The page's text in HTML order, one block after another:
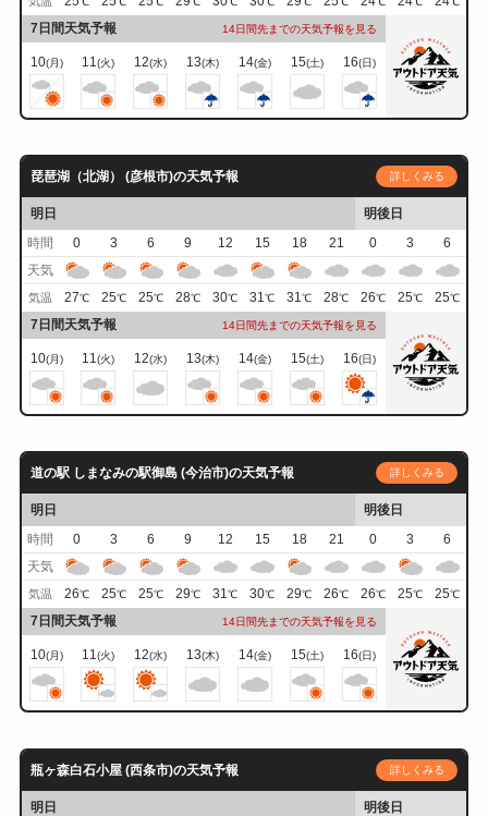
7日間天気予報 14日間先までの天気予報を見る
10(月) 11(火) 12(水) 13(木) 14(金) 15(土) 16(日)
琵琶湖（北湖） (彦根市)の天気予報 詳しくみる
明日
明後日
時間
0 3 6 9 12 15 18 21 0 3
6
天気
気温 27℃ 25℃ 25℃ 28℃ 30℃ 31℃ 31℃ 28℃ 26℃ 25℃ 25℃
7日間天気予報 14日間先までの天気予報を見る
10(月) 11(火) 12(水) 13(木) 14(金) 15(土) 16(日)
道の駅 しまなみの駅御島 (今治市)の天気予報 詳しくみる
明日
明後日
時間
0 3 6 9 12 15 18 21 0 3
6
天気
気温 26℃ 25℃ 25℃ 29℃ 31℃ 30℃ 29℃ 26℃ 26℃ 25℃ 25℃
7日間天気予報 14日間先までの天気予報を見る
10(月) 11(火) 12(水) 13(木) 14(金) 15(土) 16(日)
瓶ヶ森白石小屋 (西条市)の天気予報 詳しくみる
明日
明後日